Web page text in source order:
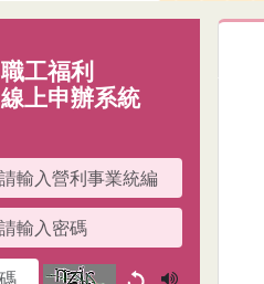
職工福利
線上申辦系統